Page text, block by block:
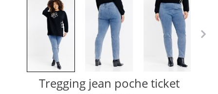
Tregging jean poche ticket